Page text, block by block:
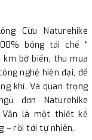
Cừu Naturehike
bông tái chế “
km bờ biển, thu mua
nghệ hiện đại, để
khí. Và quan trọng
đơn Naturehike
Vẫn là một thiết kế
– rồi tới tự nhiên.